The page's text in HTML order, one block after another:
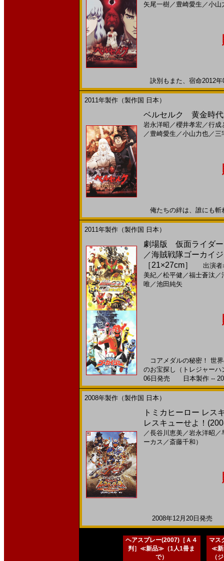
矢尾一樹／ 豊崎愛生 ／小山
訣別もまた、宿命2012
2011年製作（製作国 日本）
ベルセルク 黄金時
岩永洋昭 ／櫻井孝宏／行成
／ 豊崎愛生 ／小山力也／三
俺たちの絆は、誰にも
2011年製作（製作国 日本）
劇場版 仮面ライダ
／海賊戦隊ゴーカイ
［21×27cm］
出演者
美紀／松平健 ／福士蒼汰 ／
唯／池田純矢
コアメダルの秘密！ 世
のお宝探し（トレジャー
06日発売 日本製作 --
2008年製作（製作国 日本）
トミカヒーロー レ
レスキューせよ！
／長谷川恵美／岩永洋昭 ／
ーカス ／ 斎藤千和）
2008年12月20日発売
ヘアスプレー(2007)［Ａ４
判］≪新品≫（1人1冊ま
で）
マス
≪新
（